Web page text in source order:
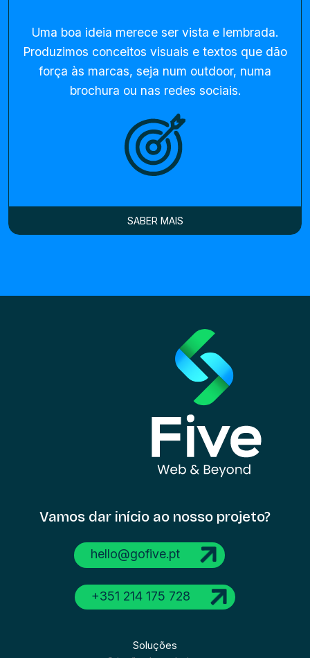
Uma boa ideia merece ser vista e lembrada.
Produzimos conceitos visuais e textos que dão
força às marcas, seja num outdoor, numa
brochura ou nas redes sociais.
SABER MAIS
Vamos dar início ao nosso projeto?
hello@gofive.pt
+351 214 175 728
Soluções